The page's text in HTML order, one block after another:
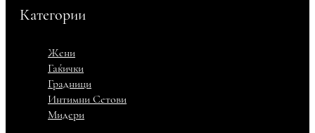
Категории
Жени
Гаќички
Градници
Интимни Сетови
Мидери